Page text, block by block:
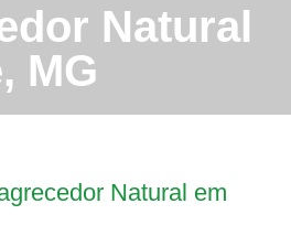
Natural
MG
Natural em